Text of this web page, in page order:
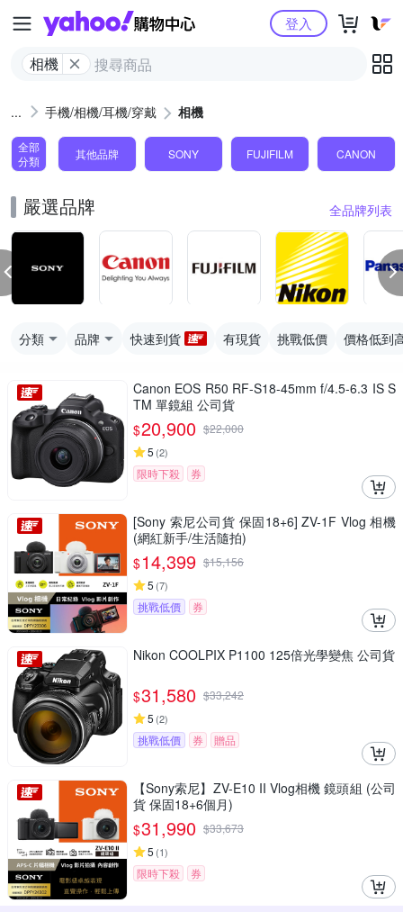
Yahoo購物中心
相機
登入
手機/相機/耳機/穿戴 相機
全部
分類
其他品牌 SONY FUJIFILM CANON
嚴選品牌 全品牌列表
分類 品牌 快速到貨 有現貨 挑戰低價 價格低到
Canon EOS R50 RF-S18-45mm f/4.5-6.3 IS S
TM 單鏡組 公司貨
$20,900 $22,000
5 (2)
限時下殺 券
[Sony 索尼公司貨 保固18+6] ZV-1F Vlog 相機
(網紅新手/生活隨拍)
$14,399 $15,156
5 (7)
挑戰低價 券
Nikon COOLPIX P1100 125倍光學變焦 公司貨
$31,580 $33,242
5 (2)
挑戰低價 券 贈品
【Sony索尼】ZV-E10 II Vlog相機 鏡頭組 (公司
貨 保固18+6個月)
$31,990 $33,673
5 (1)
限時下殺 券